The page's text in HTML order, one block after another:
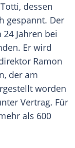
Totti, dessen
gespannt. Der
Jahren bei
Er wird
Ramon
der am
worden
Vertrag. Für
als 600